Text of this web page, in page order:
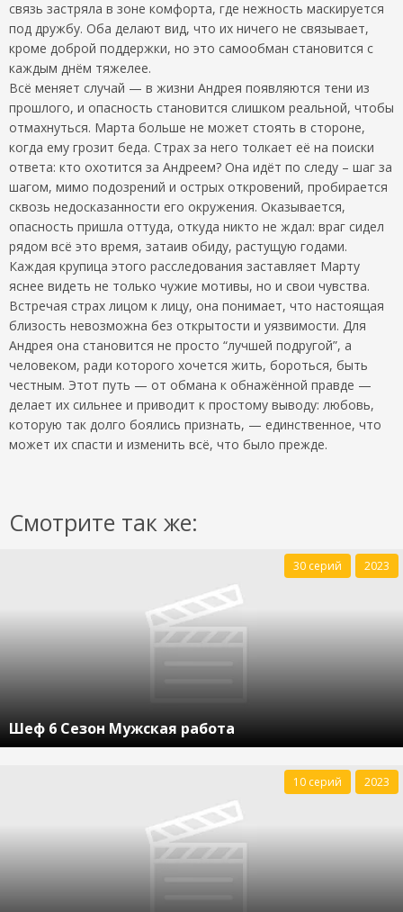
связь застряла в зоне комфорта, где нежность маскируется
под дружбу. Оба делают вид, что их ничего не связывает,
кроме доброй поддержки, но это самообман становится с
каждым днём тяжелее.
Всё меняет случай — в жизни Андрея появляются тени из
прошлого, и опасность становится слишком реальной, чтобы
отмахнуться. Марта больше не может стоять в стороне,
когда ему грозит беда. Страх за него толкает её на поиски
ответа: кто охотится за Андреем? Она идёт по следу – шаг за
шагом, мимо подозрений и острых откровений, пробирается
сквозь недосказанности его окружения. Оказывается,
опасность пришла оттуда, откуда никто не ждал: враг сидел
рядом всё это время, затаив обиду, растущую годами.
Каждая крупица этого расследования заставляет Марту
яснее видеть не только чужие мотивы, но и свои чувства.
Встречая страх лицом к лицу, она понимает, что настоящая
близость невозможна без открытости и уязвимости. Для
Андрея она становится не просто “лучшей подругой”, а
человеком, ради которого хочется жить, бороться, быть
честным. Этот путь — от обмана к обнажённой правде —
делает их сильнее и приводит к простому выводу: любовь,
которую так долго боялись признать, — единственное, что
может их спасти и изменить всё, что было прежде.
Смотрите так же:
Шеф 6 Сезон Мужская работа
30 серий 2023
10 серий 2023